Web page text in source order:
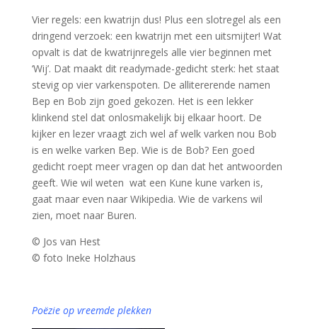
Vier regels: een kwatrijn dus! Plus een slotregel als een
dringend verzoek: een kwatrijn met een uitsmijter! Wat
opvalt is dat de kwatrijnregels alle vier beginnen met
‘Wij’. Dat maakt dit readymade-gedicht sterk: het staat
stevig op vier varkenspoten. De allitererende namen
Bep en Bob zijn goed gekozen. Het is een lekker
klinkend stel dat onlosmakelijk bij elkaar hoort. De
kijker en lezer vraagt zich wel af welk varken nou Bob
is en welke varken Bep. Wie is de Bob? Een goed
gedicht roept meer vragen op dan dat het antwoorden
geeft. Wie wil weten wat een Kune kune varken is,
gaat maar even naar Wikipedia. Wie de varkens wil
zien, moet naar Buren.
© Jos van Hest
© foto Ineke Holzhaus
Poëzie op vreemde plekken